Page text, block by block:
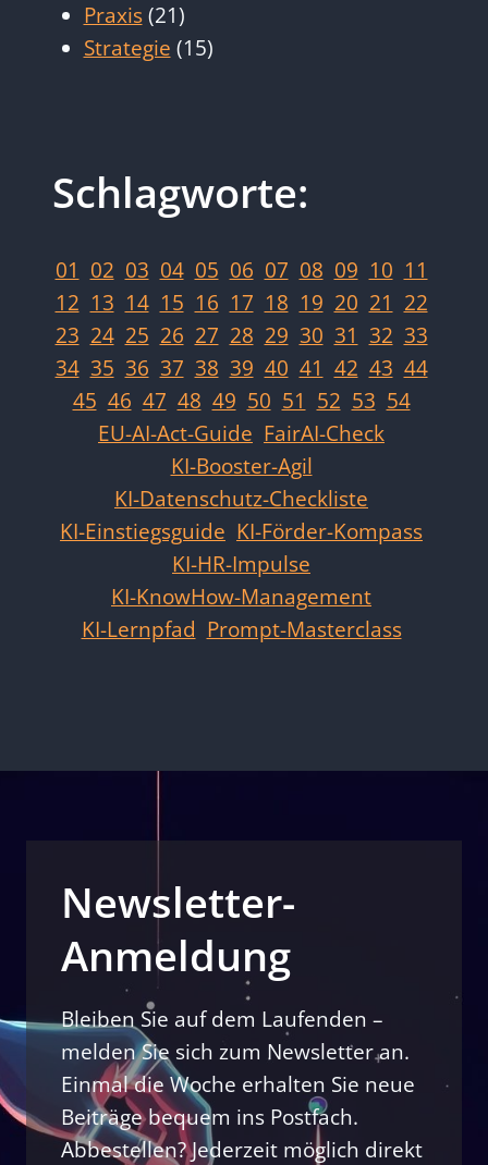
Praxis(21)
Strategie (15)
Schlagworte:
01 02 03 04 05 06 07 08 09 10 11
12 13 14 15 16 17 18 19 20 21 22
23 24 25 26 27 28 29 30 31 32 33
34 35 36 37 38 39 40 41 42 43 44
45 46 47 48 49 50 51 52 53 54
EU-AI-Act-Guide FairAI-Check
KI-Booster-Agil
KI-Datenschutz-Checkliste
KI-Einstiegsguide KI-Förder-Kompass
KI-HR-Impulse
KI-KnowHow-Management
KI-Lernpfad Prompt-Masterclass
Newsletter-
Anmeldung
Bleiben Sie auf dem Laufenden –
melden Sie sich zum Newsletter an.
Einmal die Woche erhalten Sie neue
Beiträge bequem ins Postfach.
Abbestellen? Jederzeit möglich direkt